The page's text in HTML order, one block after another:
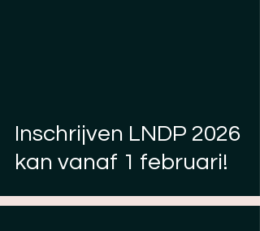
Inschrijven LNDP 2026
kan vanaf 1 februari!